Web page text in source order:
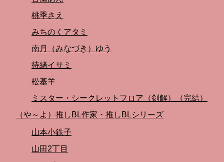
桃季さえ
みちのくアタミ
南月（みなづき）ゆう
待緒イサミ
松基羊
ミスター・シークレットフロア（剣解）（完結）
（や～よ）推しBL作家・推しBLシリーズ
山本小鉄子
山田2丁目